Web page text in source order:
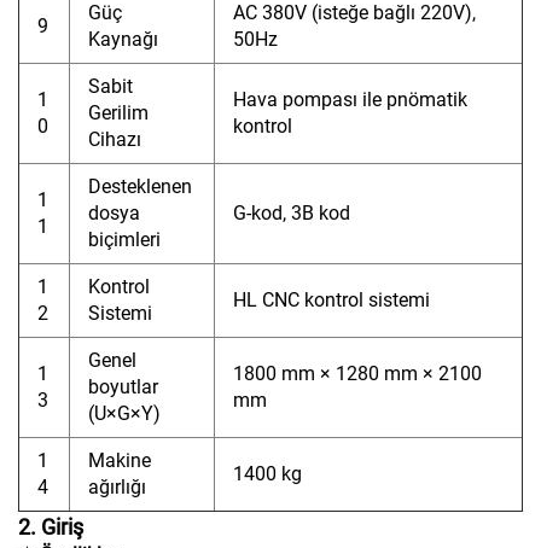
9
Güç
Kaynağı
AC 380V (isteğe bağlı 220V),
50Hz
1
0
Sabit
Gerilim
Cihazı
Hava pompası ile pnömatik
kontrol
1
1
Desteklenen
dosya
biçimleri
G-kod, 3B kod
1
2
Kontrol
Sistemi
HL CNC kontrol sistemi
1
3
Genel
boyutlar
(U×G×Y)
1800 mm × 1280 mm × 2100
mm
1
4
Makine
ağırlığı
1400 kg
2. Giriş